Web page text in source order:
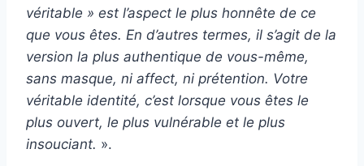
véritable » est l’aspect le plus honnête de ce
que vous êtes. En d’autres termes, il s’agit de la
version la plus authentique de vous-même,
sans masque, ni affect, ni prétention. Votre
véritable identité, c’est lorsque vous êtes le
plus ouvert, le plus vulnérable et le plus
insouciant. ».